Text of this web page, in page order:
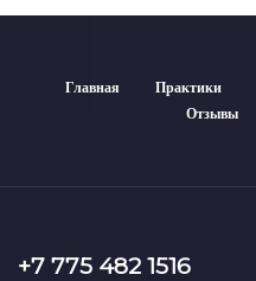
Главная Практики
Отзывы
+7 775 482 1516